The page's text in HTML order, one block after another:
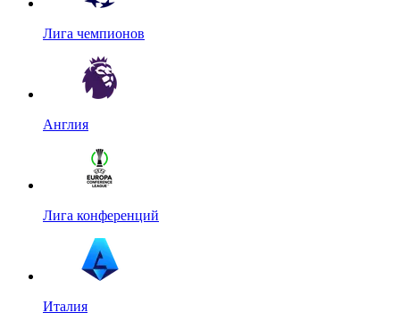
Лига чемпионов
Англия
Лига конференций
Италия